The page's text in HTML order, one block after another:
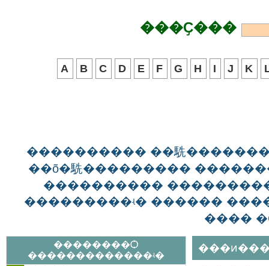
���Ҫ���
A B C D E F G H I J K
���������� ��駪
��õ�駪���������
����������
���������ʵ� ������
����
��������Ѻ
�������������ʵ�